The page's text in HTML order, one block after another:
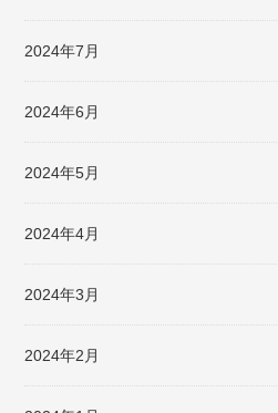
2024年7月
2024年6月
2024年5月
2024年4月
2024年3月
2024年2月